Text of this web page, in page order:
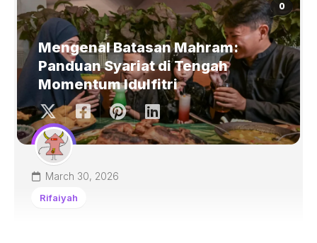
0
Mengenal Batasan Mahram:
Panduan Syariat di Tengah
Momentum Idulfitri
March 30, 2026
Rifaiyah